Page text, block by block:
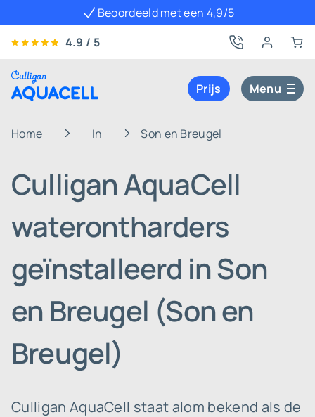
Beoordeeld met een 4,9/5
4.9 / 5
Prijs Menu
Home In Son en Breugel
Culligan AquaCell
waterontharders
geïnstalleerd in Son
en Breugel (Son en
Breugel)
Culligan AquaCell staat alom bekend als de